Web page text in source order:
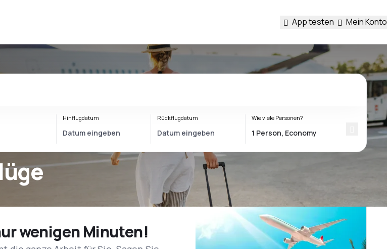
App testen Mein Konto
Hinflugdatum Rückflugdatum Wie viele Personen?
wenigen Minuten!